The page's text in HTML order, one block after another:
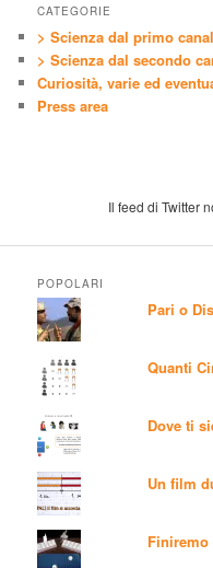
CATEGORIE
> Scienza dal primo
> Scienza dal secondo
Curiosità, varie ed
Press area
Il feed di Twitter
POPOLARI
Pari o
Quanti
Dove ti
Un film
Finiremo